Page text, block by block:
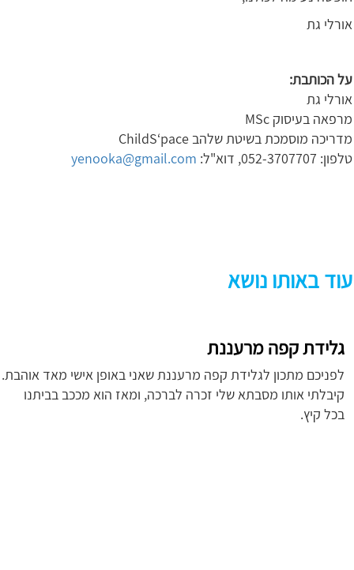
אורלי גת
על הכותבת:
אורלי גת
מרפאה בעיסוק MSc
מדריכה מוסמכת בשיטת שלהב ChildS‘pace
טלפון: 052-3707707, דוא"ל:
yenooka@gmail.com
עוד באותו נושא
גלידת קפה מרעננת
לפניכם מתכון לגלידת קפה מרעננת שאני באופן אישי מאד אוהבת.
קיבלתי אותו מסבתא שלי זכרה לברכה, ומאז הוא מככב בביתנו
בכל קיץ.